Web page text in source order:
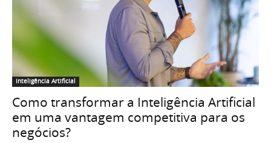
Inteligência Artificial
Como transformar a Inteligência Artificial
em uma vantagem competitiva para os
negócios?